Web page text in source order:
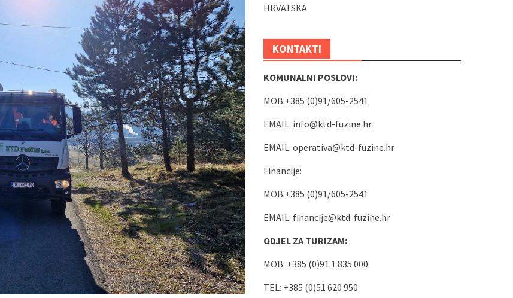
HRVATSKA
KONTAKTI
KOMUNALNI POSLOVI:
MOB:+385 (0)91/605-2541
EMAIL: info@ktd-fuzine.hr
EMAIL: operativa@ktd-fuzine.hr
Financije:
MOB:+385 (0)91/605-2541
EMAIL: financije@ktd-fuzine.hr
ODJEL ZA TURIZAM:
MOB: +385 (0)91 1 835 000
TEL: +385 (0)51 620 950